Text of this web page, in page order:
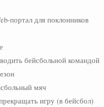
портал для поклонников
бейсбольной командой
мяч
игру (в бейсбол)